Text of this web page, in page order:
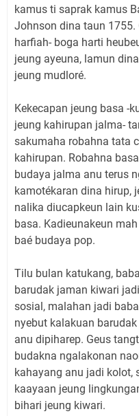
kamus ti saprak kamus
Johnson dina taun
harfiah- boga harti
jeung ayeuna, lamun
jeung mudloré.
Kekecapan jeung basa -
jeung kahirupan jalma-
sakumaha robahna tata
kahirupan. Robahna
budaya jalma anu terus
kamotékaran dina hirup,
nalika diucapkeun lain
basa. Kadieunakeun
baé budaya pop.
Tilu bulan katukang,
barudak jaman kiwari
sosial, malahan jadi
nyebut kalakuan
anu dipiharep. Geus
budakna ngalakonan
kahayang anu jadi kolot,
kaayaan jeung
bihari jeung kiwari.